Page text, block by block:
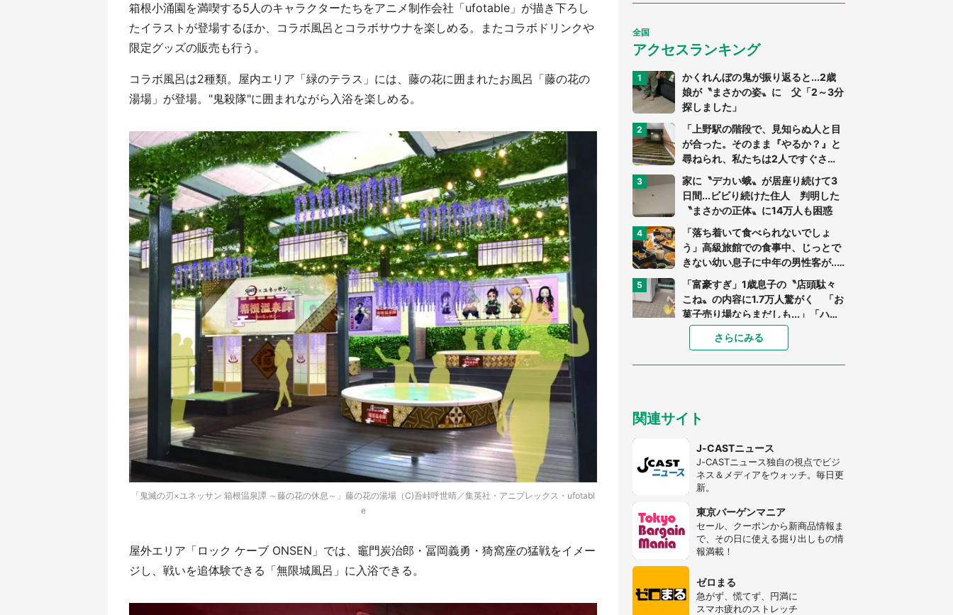
箱根小涌園を満喫する5人のキャラクターたちをアニメ制作会社「ufotable」が描き下ろし
たイラストが登場するほか、コラボ風呂とコラボサウナを楽しめる。またコラボドリンクや
限定グッズの販売も行う。
コラボ風呂は2種類。屋内エリア「緑のテラス」には、藤の花に囲まれたお風呂「藤の花の
湯場」が登場。"鬼殺隊"に囲まれながら入浴を楽しめる。
「鬼滅の刃×ユネッサン 箱根温泉譚 ～藤の花の休息～」藤の花の湯場（C)吾峠呼世晴／集英社・アニプレックス・ufotabl
e
屋外エリア「ロック ケーブ ONSEN」では、竈門炭治郎・冨岡義勇・猗窩座の猛戦をイメー
ジし、戦いを追体験できる「無限城風呂」に入浴できる。
全国
アクセスランキング
かくれんぼの鬼が振り返ると...2歳
娘が〝まさかの姿〟に 父「2～3分
探しました」
「上野駅の階段で、見知らぬ人と目
が合った。そのまま『やるか？』と
尋ねられ、私たちは2人ですぐさ
ま...」（茨城県・70代男性）
家に〝デカい蛾〟が居座り続けて3
日間...ビビり続けた住人 判明した
〝まさかの正体〟に14万人も困惑
「落ち着いて食べられないでしょ
う」高級旅館での食事中、じっとで
きない幼い息子に中年の男性客が...
（東京都・40代男性）
「富豪すぎ」1歳息子の〝店頭駄々
こね〟の内容に1.7万人驚がく 「お
菓子売り場ならまだしも...」「ハー
ドル高い」
あまりにも四角すぎる猫、激写され
る 「これもう座布団だろ」「食パ
ンの耳」と1.4万人困惑
とお願いしたら...」 体験談に8万
「ゾワゾワする」「本当に気持ち悪
い」 道端でバグっちゃってた〝野
生の野菜〟に6.5万人戦慄
「○○がない街に住んでいます」住
人の呟きに30万人驚がく 何が存在
しないか、あなたはわかる？
「修学旅行に途中参加する娘を送っ
て行ったら、真っ暗な道で遭難状
態。なんとか見つけた民家に助けを
求めると、住人の男性が...」
さらにみる
関連サイト
J-CASTニュース
J-CASTニュース独自の視点でビジ
ネス＆メディアをウォッチ。毎日更
新。
東京バーゲンマニア
セール、クーポンから新商品情報ま
で、その日に使える掘り出しもの情
報満載！
ゼロまる
急がず、慌てず、円満に
スマホ疲れのストレッチ